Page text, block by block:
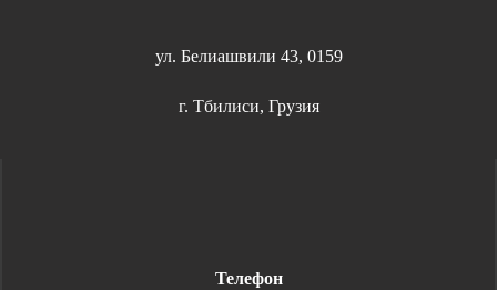
ул. Белиашвили 43, 0159
г. Тбилиси, Грузия
Телефон